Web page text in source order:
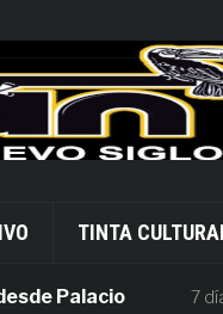
TINTA
7 días ago